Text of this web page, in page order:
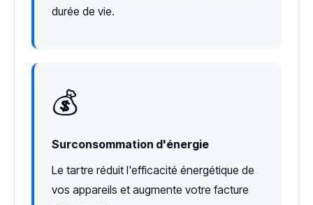
durée de vie.
💰
Surconsommation d'énergie
Le tartre réduit l'efficacité énergétique de
vos appareils et augmente votre facture